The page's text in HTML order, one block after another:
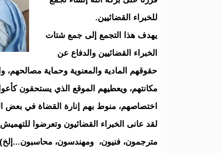
للخبراء القضائيين.
يهدف هذا التجمع إلى جمع شتات
الخبراء القضائيين والدفاع عن
حقوقهم المادية والمعنوية وحماية
مكانتهم، ويعطيهم الموقع الذي يستحقون
اختصاصهم، منوط بهم إنارة القضاة في بعض
لقد عانى الخبراء القضائيون وتعرضوا
مترجمون، فنيون، ومهندسون،